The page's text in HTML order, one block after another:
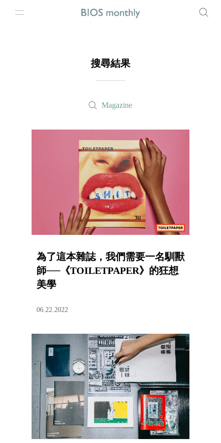
搜尋結果
Magazine
為了這本雜誌，我們需要一名馴獸
師​──《TOILETPAPER》的狂想
美學
06.22.2022